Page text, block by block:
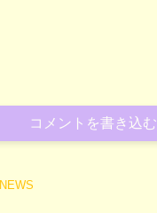
コメントを書き込む
NEWS